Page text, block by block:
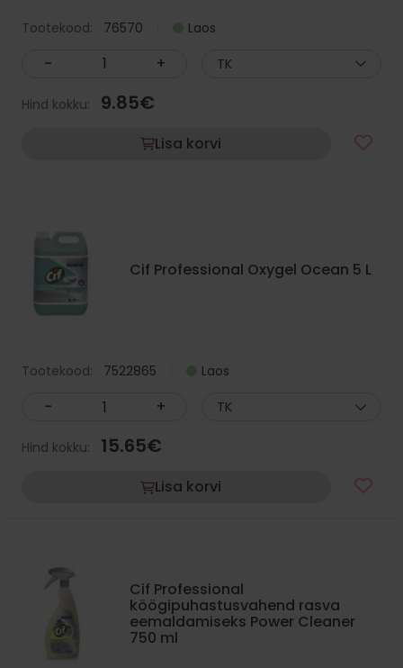
Tootekood: 76570 Laos
- + TK
Hind kokku: 9.85€
Lisa korvi
Cif Professional Oxygel Ocean 5 L
Tootekood: 7522865 Laos
- + TK
Hind kokku: 15.65€
Lisa korvi
Cif Professional
köögipuhastusvahend rasva
eemaldamiseks Power Cleaner
750 ml